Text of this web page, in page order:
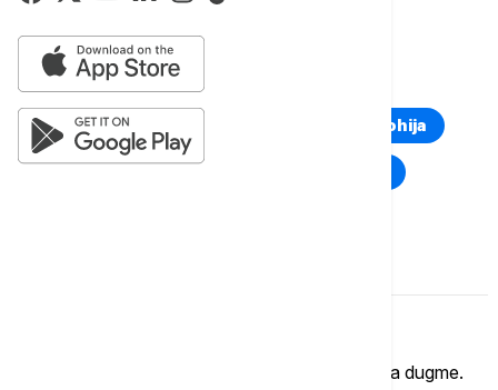
TOP TAGOVI
Euronews Montenegro Kosovo i Metohija
Ukoliko želite da ostavite komentar, kliknite na dugme.